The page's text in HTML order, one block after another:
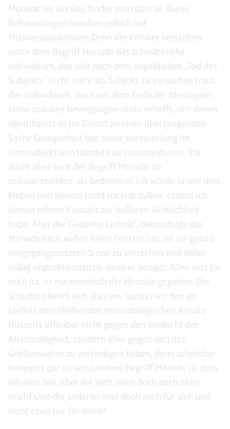
Monade sei sinnlos, findet man überall. Diese
Behauptungen beruhen jedoch auf
Missverständnissen. Denn die Kritiker verstehen
unter dem Begriff Monade das schwächliche
Individuum, das sich nach dem angeblichen „Tod des
Subjekts“ nicht mehr als Subjekt zu verstehen traut;
das Individuum, das nach dem Ende der Ideologien
keine sozialen Bewegungen mehr erhofft, mit denen
identifiziert es im Dienst an einer überzeugenden
Sache Gelegenheit hat, seine Vereinzelung im
intersubjektiven Handeln zu transzendieren. Vor
allem aber wird der Begriff Monade so
missverstanden, als bedeute er, ich würde in mir drin
kleben und könnte nicht nach draußen, sodass ich
keinen echten Kontakt zur äußeren Wirklichkeit
habe. Aber der Gedanke Leibniz’, demzufolge die
Monade nach außen keine Fenster hat, ist im genau
entgegengesetzten Sinne zu verstehen und daher
völlig unproblematisch, denn er besagt: Alles, was für
mich ist, ist mir innerhalb der Monade gegeben . Die
Situation kehrt sich also um, sodass wir den an
Leibniz anschließenden monadologischen Ansatz
Husserls offenbar nicht gegen den Verdacht der
Kleinmütigkeit, sondern eher gegen den des
Größenwahns zu verteidigen haben, denn scheinbar
bedeutet der so verstandene Begriff Monade ja, dass
ich alles bin. Aber die Welt wäre doch auch ohne
mich? Und die anderen sind doch auch für sich und
nicht etwa nur für mich?